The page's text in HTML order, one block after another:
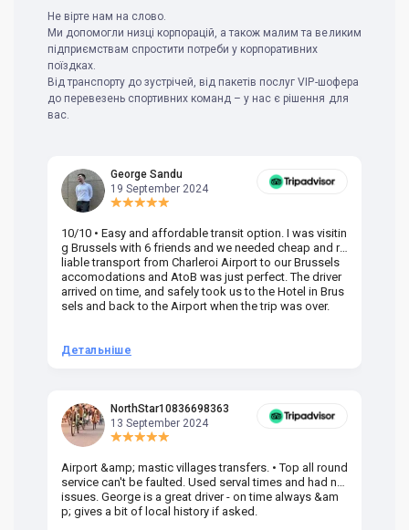
Не вірте нам на слово.
Ми допомогли низці корпорацій, а також малим та великим
підприємствам спростити потреби у корпоративних
поїздках.
Від транспорту до зустрічей, від пакетів послуг VIP-шофера
до перевезень спортивних команд – у нас є рішення для
вас.
George Sandu
19 September 2024
10/10 • Easy and affordable transit option. I was visitin
g Brussels with 6 friends and we needed cheap and re
liable transport from Charleroi Airport to our Brussels
accomodations and AtoB was just perfect. The driver
arrived on time, and safely took us to the Hotel in Brus
sels and back to the Airport when the trip was over.
Детальніше
NorthStar10836698363
13 September 2024
Airport &amp; mastic villages transfers. • Top all round
service can't be faulted. Used serval times and had no
issues. George is a great driver - on time always &am
p; gives a bit of local history if asked.